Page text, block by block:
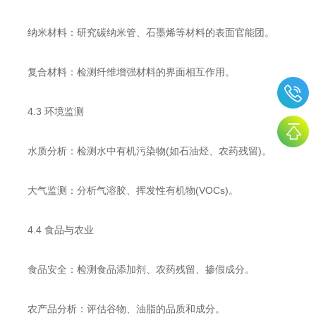
​​纳米材料​​：研究碳纳米管、石墨烯等材料的表面官能团。
​​复合材料​​：检测纤维增强材料的界面相互作用。
​​4.3 环境监测​​
​​水质分析​​：检测水中有机污染物(如石油烃、农药残留)。
​​大气监测​​：分析气溶胶、挥发性有机物(VOCs)。
​​4.4 食品与农业​​
​​食品安全​​：检测食品添加剂、农药残留、掺假成分。
​​农产品分析​​：评估谷物、油脂的品质和成分。